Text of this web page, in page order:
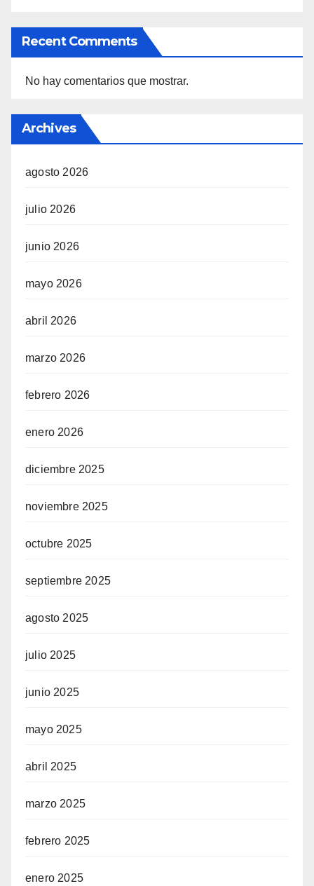
Recent Comments
No hay comentarios que mostrar.
Archives
agosto 2026
julio 2026
junio 2026
mayo 2026
abril 2026
marzo 2026
febrero 2026
enero 2026
diciembre 2025
noviembre 2025
octubre 2025
septiembre 2025
agosto 2025
julio 2025
junio 2025
mayo 2025
abril 2025
marzo 2025
febrero 2025
enero 2025